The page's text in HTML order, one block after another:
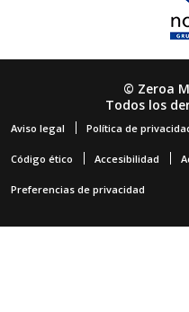
© Zeroa
Todos los
Aviso legal Política de
Código ético Accesibilidad
Preferencias de privacidad